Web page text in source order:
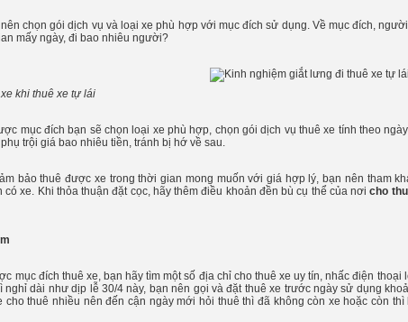
chọn gói dịch vụ và loại xe phù hợp với mục đích sử dụng. Về mục đích,
mấy ngày, đi bao nhiêu người?
khi thuê xe tự lái
mục đích bạn sẽ chọn loại xe phù hợp, chọn gói dịch vụ thuê xe tính theo
trội giá bao nhiêu tiền, tránh bị hớ về sau.
bảo thuê được xe trong thời gian mong muốn với giá hợp lý, bạn nên tham
có xe. Khi thỏa thuận đặt cọc, hãy thêm điều khoản đền bù cụ thể của nơicho
mục đích thuê xe, bạn hãy tìm một số địa chỉ cho thuê xe uy tín, nhấc điện
nghỉ dài như dịp lễ 30/4 này, bạn nên gọi và đặt thuê xe trước ngày sử dụng
cho thuê nhiều nên đến cận ngày mới hỏi thuê thì đã không còn xe hoặc còn